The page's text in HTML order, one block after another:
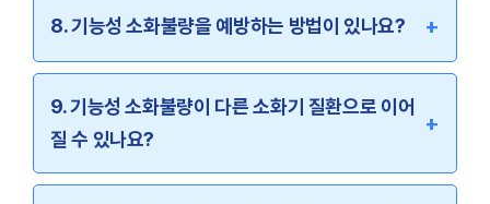
8. 기능성 소화불량을 예방하는 방법이 있나요? +
9. 기능성 소화불량이 다른 소화기 질환으로 이어
질 수 있나요?
+